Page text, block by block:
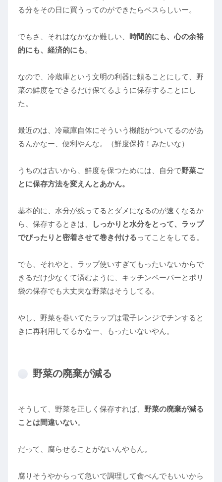
る分をその日に買うってのができたらベスらしいー。
でもさ、それはなかなか難しい、 時間的にも、心の余裕
的にも、経済的にも。
なので、冷蔵庫という文明の利器に頼ることにして、野
菜の鮮度をできるだけ保てるように保存することにし
た。
最近のは、冷蔵庫自体にそういう機能がついてるのがあ
るんかなー、便利やんな。（鮮度保持！みたいな）
うちのは古いから、鮮度を保つためには、自分で野菜ご
とに保存方法を変えんとあかん。
基本的に、水分が残ってるとダメになるのが速くなるか
ら、保存するときは、
しっかりと水分をとって、ラップ
でぴったりと密着させて巻き付けるってことをしてる。
でも、それやと、ラップ使いすぎてもったいないからで
きるだけ少なくて済むように、キッチンペーパーとポリ
袋の保存でも大丈夫な野菜はそうしてる。
やし、野菜を巻いてたラップは電子レンジでチンすると
きに再利用してるかなー、もったいないやん。
野菜の廃棄が減る
そうして、野菜を正しく保存すれば、 野菜の廃棄が減る
ことは間違いない。
だって、腐らせることがないんやもん。
腐りそうやからって急いで調理して食べんでもいいから